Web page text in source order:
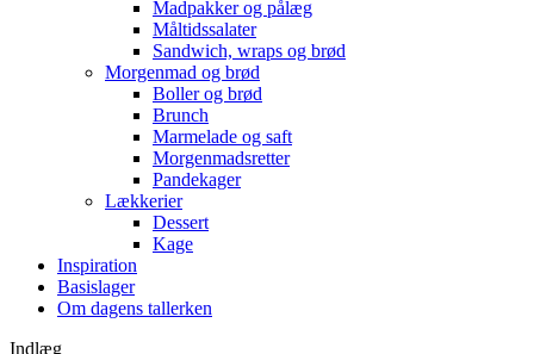
Madpakker og pålæg
Måltidssalater
Sandwich, wraps og brød
Morgenmad og brød
Boller og brød
Brunch
Marmelade og saft
Morgenmadsretter
Pandekager
Lækkerier
Dessert
Kage
Inspiration
Basislager
Om dagens tallerken
Indlæg